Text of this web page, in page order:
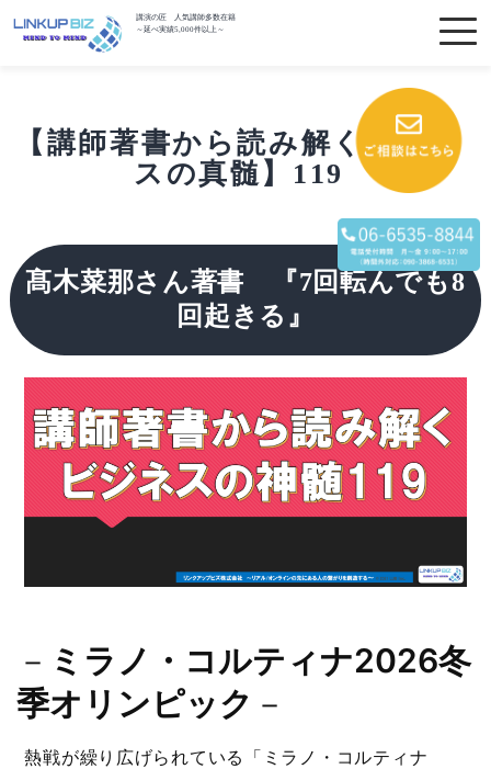
講演の匠 人気講師多数在籍
～延べ実績5,000件以上～
【講師著書から読み解くビジネ
スの真髄】119
髙木菜那さん著書 『7回転んでも8
回起きる』
－ ミラノ・コルティナ2026冬
季オリンピック －
熱戦が繰り広げられている「ミラノ・コルティナ